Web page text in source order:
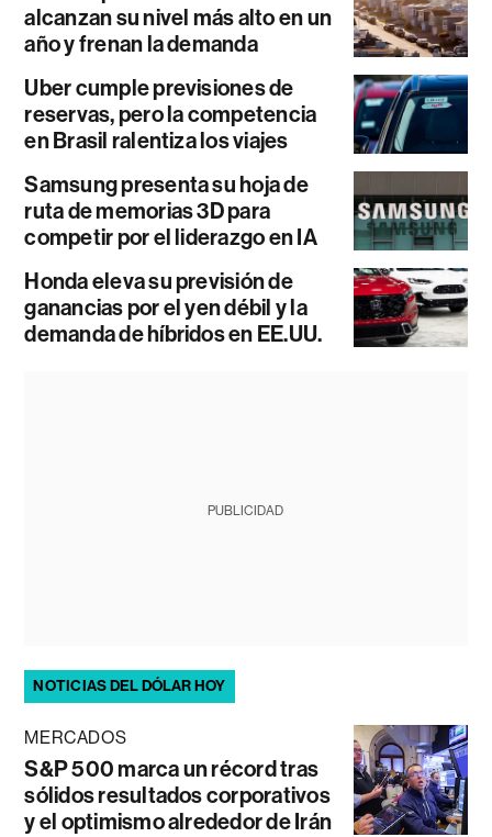
alcanzan su nivel más alto en un
año y frenan la demanda
Uber cumple previsiones de
reservas, pero la competencia
en Brasil ralentiza los viajes
Samsung presenta su hoja de
ruta de memorias 3D para
competir por el liderazgo en IA
Honda eleva su previsión de
ganancias por el yen débil y la
demanda de híbridos en EE.UU.
PUBLICIDAD
NOTICIAS DEL DÓLAR HOY
MERCADOS
S&P 500 marca un récord tras
sólidos resultados corporativos
y el optimismo alrededor de Irán